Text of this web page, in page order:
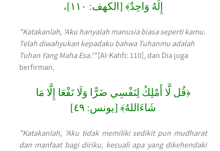
إِلَهُ وَاحِدٌ﴾ [الكهف: ١١٠]،
"Katakanlah, 'Aku hanyalah manusia biasa seperti kamu.
Telah diwahyukan kepadaku bahwa Tuhanmu adalah
Tuhan Yang Maha Esa.'"[Al-Kahfi: 110], dan Dia juga
berfirman,
﴿قُل لَّا أَمْلِكُ لِنَفْسِي ضَرًّا وَلَا نَفْعَا إِلَّا مَا
شَاءَاللهُ﴾ [يونس: ٤٩]
"Katakanlah, 'Aku tidak memiliki sedikit pun mudharat
dan manfaat bagi diriku, kecuali apa yang dikehendaki